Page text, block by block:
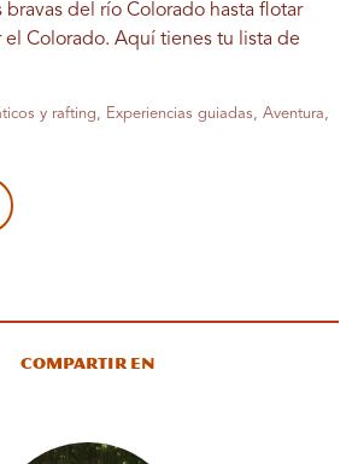
bravas del río Colorado hasta flotar
Colorado. Aquí tienes tu lista de
y rafting, Experiencias guiadas, Aventura,
Compartir en